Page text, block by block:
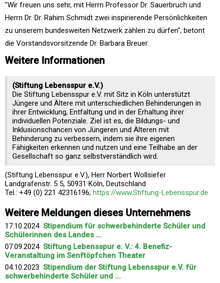
"Wir freuen uns sehr, mit Herrn Professor Dr. Sauerbruch und
Herrn Dr. Dr. Rahim Schmidt zwei inspirierende Persönlichkeiten
zu unserem bundesweiten Netzwerk zählen zu dürfen", betont
die Vorstandsvorsitzende Dr. Barbara Breuer.
Weitere Informationen
(Stiftung Lebensspur e.V.)
Die Stiftung Lebensspur e.V. mit Sitz in Köln unterstützt
Jüngere und Ältere mit unterschiedlichen Behinderungen in
ihrer Entwicklung, Entfaltung und in der Erhaltung ihrer
individuellen Potenziale. Ziel ist es, die Bildungs- und
Inklusionschancen von Jüngeren und Älteren mit
Behinderung zu verbessern, indem sie ihre eigenen
Fähigkeiten erkennen und nutzen und eine Teilhabe an der
Gesellschaft so ganz selbstverständlich wird.
(Stiftung Lebensspur e.V.), Herr Norbert Wollsiefer
Landgrafenstr. 5 5, 50931 Köln, Deutschland
Tel.: +49 (0) 221 42316196; https://www.Stiftung-Lebensspur.de
Weitere Meldungen dieses Unternehmens
17.10.2024 Stipendium für schwerbehinderte Schüler und
Schülerinnen des Landes ...
07.09.2024 Stiftung Lebensspur e. V.: 4. Benefiz-
Veranstaltung im Senftöpfchen Theater
04.10.2023 Stipendium der Stiftung Lebensspur e.V. für
schwerbehinderte Schüler und ...